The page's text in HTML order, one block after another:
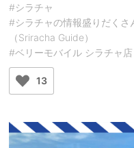
#シラチャ
#シラチャの情報盛りだくさ
（Sriracha Guide）
#ベリーモバイル シラチャ店
13